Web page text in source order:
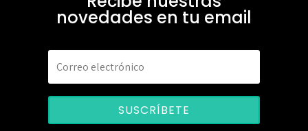
novedades en tu email
SUSCRÍBETE